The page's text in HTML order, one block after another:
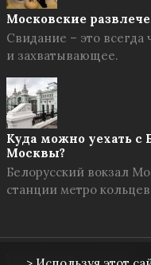
Московские
Свидание – это
и захватывающее.
Куда можно уехать с
Москвы?
Белорусский вокзал
станции метро
Твоя Москва © 2026